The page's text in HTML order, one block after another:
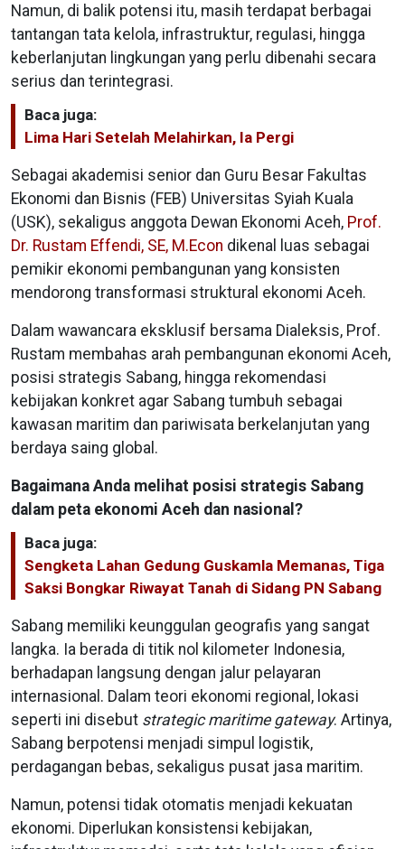
Namun, di balik potensi itu, masih terdapat berbagai
tantangan tata kelola, infrastruktur, regulasi, hingga
keberlanjutan lingkungan yang perlu dibenahi secara
serius dan terintegrasi.
Baca juga:
Lima Hari Setelah Melahirkan, Ia Pergi
Sebagai akademisi senior dan Guru Besar Fakultas
Ekonomi dan Bisnis (FEB) Universitas Syiah Kuala
(USK), sekaligus anggota Dewan Ekonomi Aceh, Prof.
Dr. Rustam Effendi, SE, M.Econ dikenal luas sebagai
pemikir ekonomi pembangunan yang konsisten
mendorong transformasi struktural ekonomi Aceh.
Dalam wawancara eksklusif bersama Dialeksis, Prof.
Rustam membahas arah pembangunan ekonomi Aceh,
posisi strategis Sabang, hingga rekomendasi
kebijakan konkret agar Sabang tumbuh sebagai
kawasan maritim dan pariwisata berkelanjutan yang
berdaya saing global.
Bagaimana Anda melihat posisi strategis Sabang
dalam peta ekonomi Aceh dan nasional?
Baca juga:
Sengketa Lahan Gedung Guskamla Memanas, Tiga
Saksi Bongkar Riwayat Tanah di Sidang PN Sabang
Sabang memiliki keunggulan geografis yang sangat
langka. Ia berada di titik nol kilometer Indonesia,
berhadapan langsung dengan jalur pelayaran
internasional. Dalam teori ekonomi regional, lokasi
seperti ini disebut strategic maritime gateway. Artinya,
Sabang berpotensi menjadi simpul logistik,
perdagangan bebas, sekaligus pusat jasa maritim.
Namun, potensi tidak otomatis menjadi kekuatan
ekonomi. Diperlukan konsistensi kebijakan,